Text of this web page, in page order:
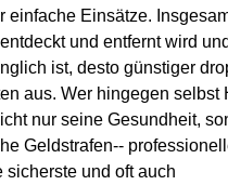
einfache Einsätze.
und entfernt wird
ist, desto günstiger
aus. Wer hingegen selbst
nur seine Gesundheit,
Geldstrafen--
sicherste und oft auch